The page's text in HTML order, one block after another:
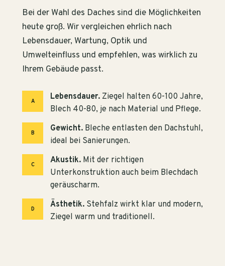
Bei der Wahl des Daches sind die Möglichkeiten
heute groß. Wir vergleichen ehrlich nach
Lebensdauer, Wartung, Optik und
Umwelteinfluss und empfehlen, was wirklich zu
Ihrem Gebäude passt.
A Lebensdauer. Ziegel halten 60-100 Jahre,
Blech 40-80, je nach Material und Pflege.
B Gewicht. Bleche entlasten den Dachstuhl,
ideal bei Sanierungen.
C Akustik. Mit der richtigen
Unterkonstruktion auch beim Blechdach
geräuscharm.
D Ästhetik. Stehfalz wirkt klar und modern,
Ziegel warm und traditionell.